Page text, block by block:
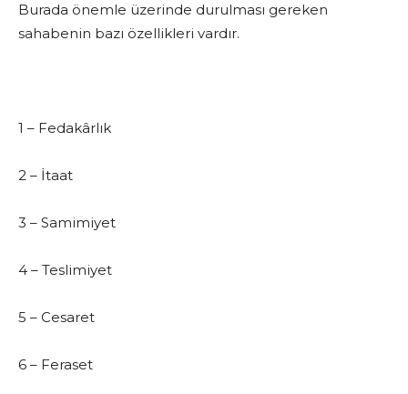
Burada önemle üzerinde durulması gereken
sahabenin bazı özellikleri vardır.
1 – Fedakârlık
2 – İtaat
3 – Samimiyet
4 – Teslimiyet
5 – Cesaret
6 – Feraset